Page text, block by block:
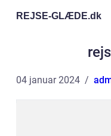
REJSE-GLÆDE.dk
04 januar 2024